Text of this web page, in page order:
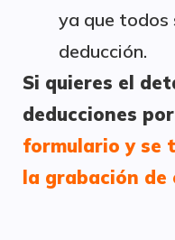
ya que todos
deducción.
Si quieres el
deducciones
formulario y se
la grabación de